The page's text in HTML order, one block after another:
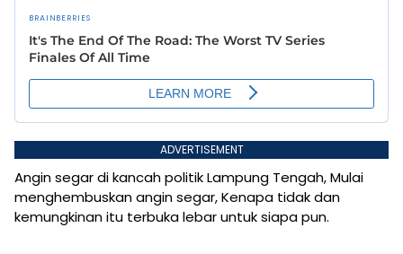
ADVERTISEMENT
Angin segar di kancah politik Lampung Tengah, Mulai
menghembuskan angin segar, Kenapa tidak dan
kemungkinan itu terbuka lebar untuk siapa pun.